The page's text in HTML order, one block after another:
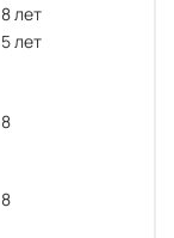
8 лет
5 лет
8
8